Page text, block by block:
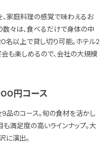
家庭料理の感覚で味わえるお
々は、食べるだけで身体の中
名以上で貸し切り可能。ホテル2
も楽しめるので、会社の大規模
円コース
9品のコース。旬の食材を活かし
満足度の高いラインナップ。大
に演出。